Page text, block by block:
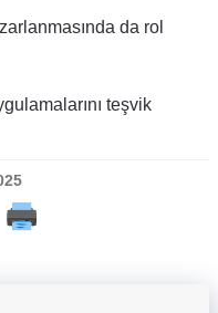
da rol
teşvik